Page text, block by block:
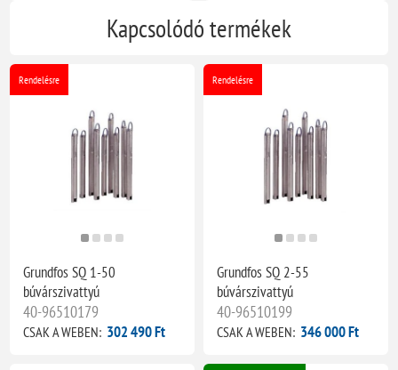
Kapcsolódó termékek
Rendelésre
Grundfos SQ 1-50
búvárszivattyú
40-96510179
CSAK A WEBEN: 302 490 Ft
Rendelésre
Grundfos SQ 2-55
búvárszivattyú
40-96510199
CSAK A WEBEN: 346 000 Ft